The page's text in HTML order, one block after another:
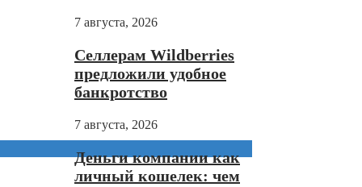
7 августа, 2026
Селлерам Wildberries
предложили удобное
банкротство
7 августа, 2026
Деньги компании как
личный кошелек: чем